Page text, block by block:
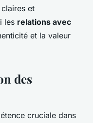
claires et
les relations avec
et la valeur
des
cruciale dans